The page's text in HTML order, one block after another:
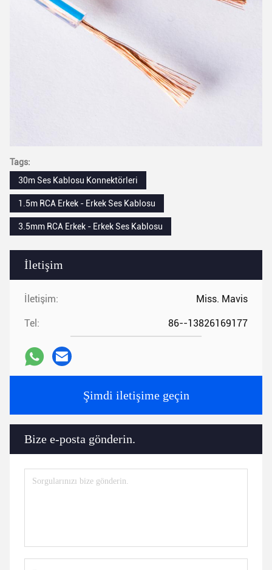
İletişim
İletişim: Miss. Mavis
Tel: 86--13826169177
Şimdi iletişime geçin
Bize e-posta gönderin.
Tags:
30m Ses Kablosu Konnektörleri
1.5m RCA Erkek - Erkek Ses Kablosu
3.5mm RCA Erkek - Erkek Ses Kablosu